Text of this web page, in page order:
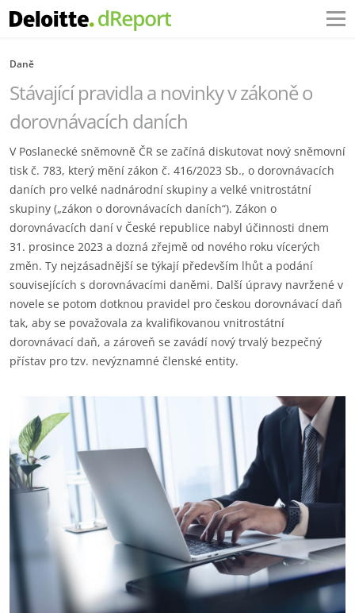
Daně
Stávající pravidla a novinky v zákoně o
dorovnávacích daních
V Poslanecké sněmovně ČR se začíná diskutovat nový sněmovní
tisk č. 783, který mění zákon č. 416/2023 Sb., o dorovnávacích
daních pro velké nadnárodní skupiny a velké vnitrostátní
skupiny („zákon o dorovnávacích daních“). Zákon o
dorovnávacích daní v České republice nabyl účinnosti dnem
31. prosince 2023 a dozná zřejmě od nového roku vícerých
změn. Ty nejzásadnější se týkají především lhůt a podání
souvisejících s dorovnávacími daněmi. Další úpravy navržené v
novele se potom dotknou pravidel pro českou dorovnávací daň
tak, aby se považovala za kvalifikovanou vnitrostátní
dorovnávací daň, a zároveň se zavádí nový trvalý bezpečný
přístav pro tzv. nevýznamné členské entity.